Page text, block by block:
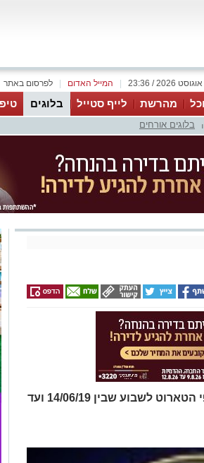
לפרסום באתר המייל האדום
מהרשת לייף סטייל בלוגים
בלוגים אורחים
תחזית שבועית על פי התרולוגיה וקלפי הטארוט לשבוע שבין 14/06/19 ועד